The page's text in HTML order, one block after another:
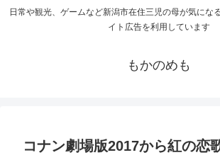
日常や観光、ゲームなど新潟市在住三児の母が気にな
イト広告を利用しています
もかのめも
コナン劇場版2017から紅の恋